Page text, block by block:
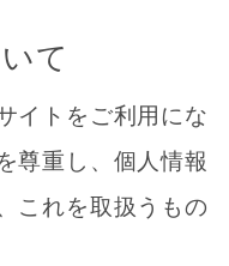
て
イトをご利用にな
尊重し、個人情報
これを取扱うもの